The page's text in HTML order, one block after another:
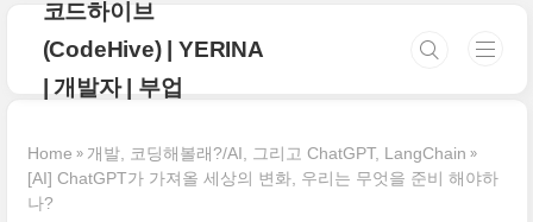
본문 바로가기
코드하이브
(CodeHive) | YERINA
| 개발자 | 부업
Home
개발, 코딩해볼래?/AI, 그리고 ChatGPT, LangChain
[AI] ChatGPT가 가져올 세상의 변화, 우리는 무엇을 준비 해야하
나?